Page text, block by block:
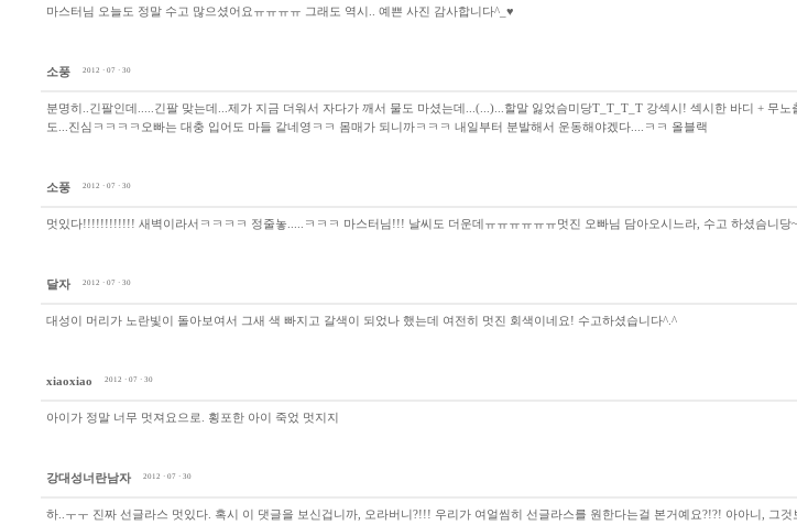
마스터님 오늘도 정말 수고 많으셨어요ㅠㅠㅠㅠ 그래도 역시.. 예쁜 사진 감사합니다^_♥
소풍 2012 · 07 · 30
분명히..긴팔인데.....긴팔 맞는데...제가 지금 더워서 자다가 깨서 물도 마셨는데...(...)...할말 잃었슴미당T_T_T_T 강섹시! 섹시한 바디 + 무
도...진심ㅋㅋㅋㅋ오빠는 대충 입어도 마들 같네영ㅋㅋ 몸매가 되니까ㅋㅋㅋ 내일부터 분발해서 운동해야겠다....ㅋㅋ 올블랙
소풍 2012 · 07 · 30
멋있다!!!!!!!!!!!! 새벽이라서ㅋㅋㅋㅋ 정줄놓.....ㅋㅋㅋ 마스터님!!! 날씨도 더운데ㅠㅠㅠㅠㅠㅠ멋진 오빠님 담아오시느라, 수고 하셨슴니
달자 2012 · 07 · 30
대성이 머리가 노란빛이 돌아보여서 그새 색 빠지고 갈색이 되었나 했는데 여전히 멋진 회색이네요! 수고하셨습니다^.^
xiaoxiao 2012 · 07 · 30
아이가 정말 너무 멋져요으로. 횡포한 아이 죽었 멋지지
강대성너란남자 2012 · 07 · 30
하..ㅜㅜ 진짜 선글라스 멋있다. 혹시 이 댓글을 보신겁니까, 오라버니?!!! 우리가 여얼씸히 선글라스를 원한다는걸 본거예요?!?! 아아니, 그